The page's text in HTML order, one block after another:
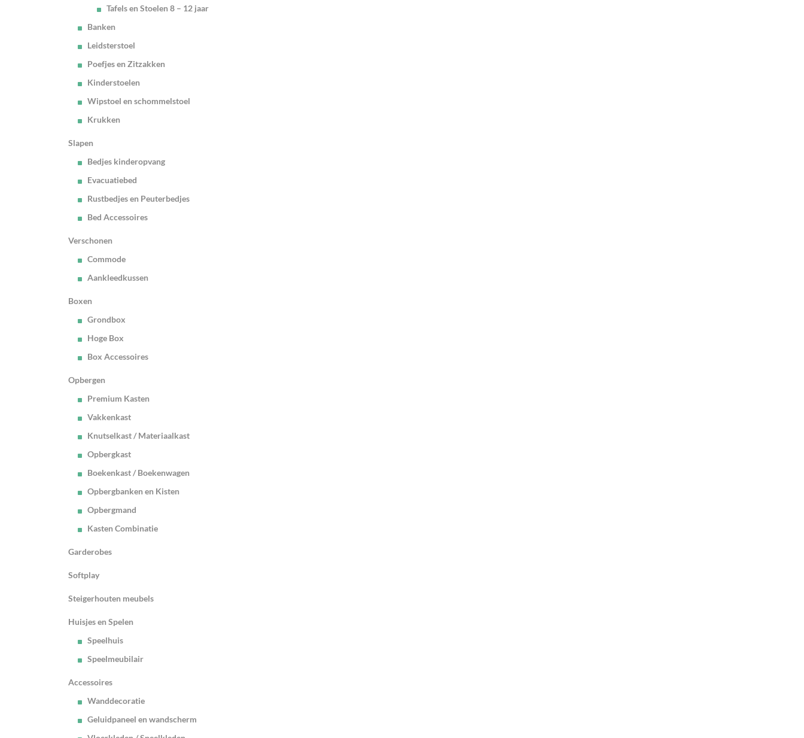
Tafels en Stoelen 8 – 12 jaar
Banken
Leidsterstoel
Poefjes en Zitzakken
Kinderstoelen
Wipstoel en schommelstoel
Krukken
Slapen
Bedjes kinderopvang
Evacuatiebed
Rustbedjes en Peuterbedjes
Bed Accessoires
Verschonen
Commode
Aankleedkussen
Boxen
Grondbox
Hoge Box
Box Accessoires
Opbergen
Premium Kasten
Vakkenkast
Knutselkast / Materiaalkast
Opbergkast
Boekenkast / Boekenwagen
Opbergbanken en Kisten
Opbergmand
Kasten Combinatie
Garderobes
Softplay
Steigerhouten meubels
Huisjes en Spelen
Speelhuis
Speelmeubilair
Accessoires
Wanddecoratie
Geluidpaneel en wandscherm